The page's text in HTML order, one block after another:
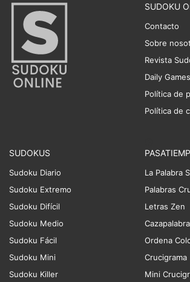
SUDOKU
Contacto
Sobre
Revista
Daily Games
Política de
Política de
SUDOKUS
Sudoku Diario
Sudoku Extremo
Sudoku Difícil
Sudoku Medio
Sudoku Fácil
Sudoku Mini
Sudoku Killer
La Palabra
Palabras
Letras Zen
Cazapalabra
Ordena
Crucigrama
Mini